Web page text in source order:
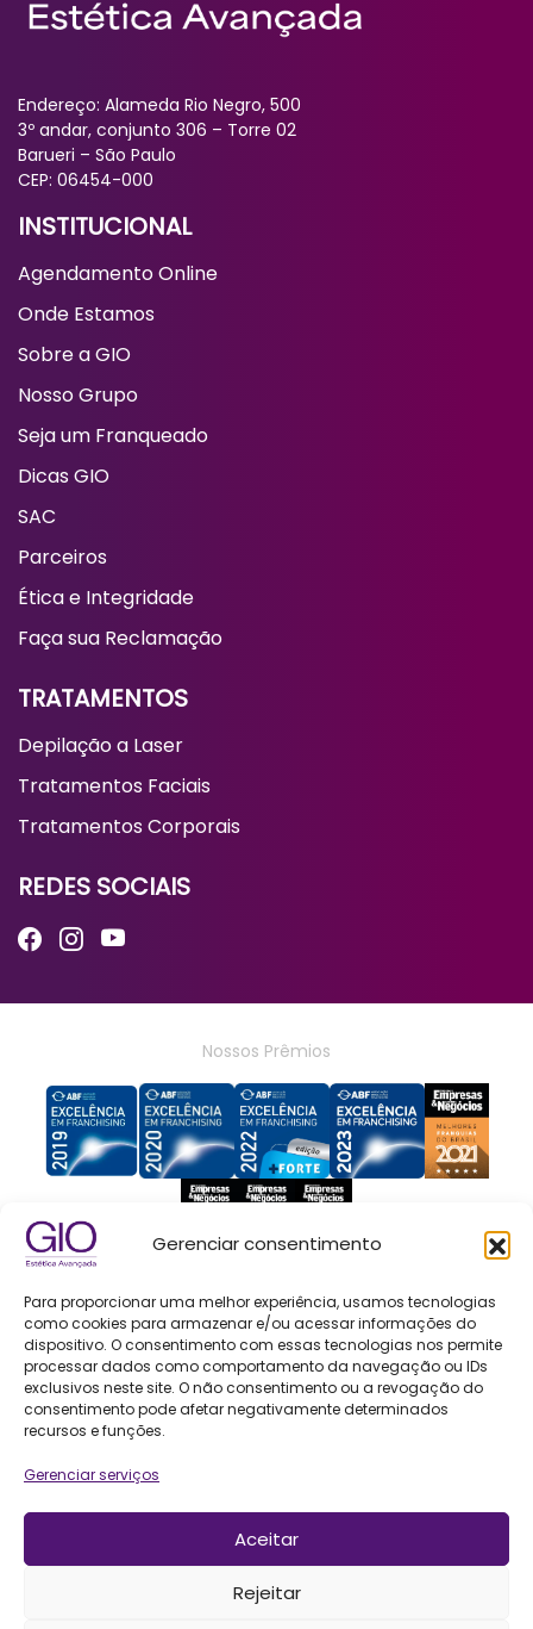
Gerenciar consentimento
Para proporcionar uma melhor experiência, usamos tecnologias
como cookies para armazenar e/ou acessar informações do
dispositivo. O consentimento com essas tecnologias nos permite
processar dados como comportamento da navegação ou IDs
exclusivos neste site. O não consentimento ou a revogação do
consentimento pode afetar negativamente determinados
recursos e funções.
Gerenciar serviços
Aceitar
Rejeitar
Endereço: Alameda Rio Negro, 500
3º andar, conjunto 306 – Torre 02
Barueri – São Paulo
CEP: 06454-000
INSTITUCIONAL
Agendamento Online
Onde Estamos
Sobre a GIO
Nosso Grupo
Seja um Franqueado
Dicas GIO
SAC
Parceiros
Ética e Integridade
Faça sua Reclamação
TRATAMENTOS
Depilação a Laser
Tratamentos Faciais
Tratamentos Corporais
REDES SOCIAIS
Nossos Prêmios
Política de Privacidade
SSGA ESTETICA & BEELEZA FRANCHISING LTDA
CNPJ: 19.918.490/0001-38